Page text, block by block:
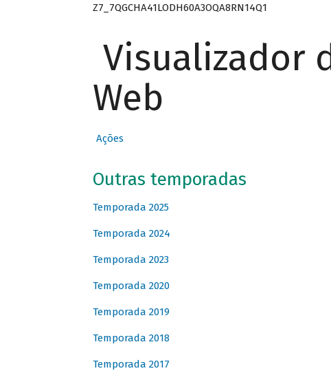
Z7_7QGCHA41LODH60A3OQA8RN14Q1
Visualizador
Web
Ações
Outras temporadas
Temporada 2025
Temporada 2024
Temporada 2023
Temporada 2020
Temporada 2019
Temporada 2018
Temporada 2017